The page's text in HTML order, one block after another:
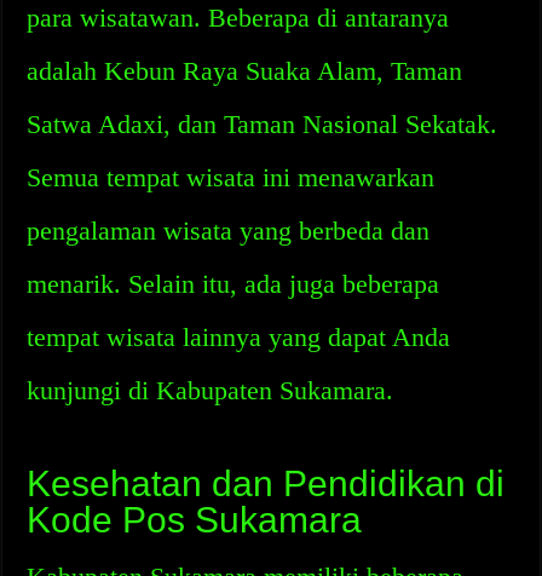
para wisatawan. Beberapa di antaranya
adalah Kebun Raya Suaka Alam, Taman
Satwa Adaxi, dan Taman Nasional Sekatak.
Semua tempat wisata ini menawarkan
pengalaman wisata yang berbeda dan
menarik. Selain itu, ada juga beberapa
tempat wisata lainnya yang dapat Anda
kunjungi di Kabupaten Sukamara.
Kesehatan dan Pendidikan di
Kode Pos Sukamara